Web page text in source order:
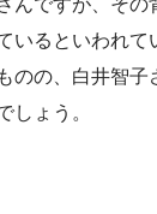
いるといわれて
のの、白井智子
しょう。